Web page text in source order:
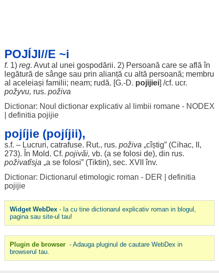
POJÍJI//E ~i
f. 1) reg. Avutal unei gospodării. 2) Persoană care se află în
legătură de sângesau prin alianță cu altă persoană; membru
al aceleiași familii; neam; rudă. [G.-D. pojijiei] /cf. ucr.
požyvu, rus. poživa
Dictionar: Noul dictionar explicativ al limbii romane - NODEX
definitia pojijie
pojíjie (pojíjii),
s.f. – Lucruri, catrafuse. Rut., rus. poživa „cîștig” (Cihac, II,
273). În Mold. Cf. pojivăi, vb. (a se folosi de), din rus.
poživatĭsja „a se folosi” (Tiktin), sec. XVII înv.
Dictionar: Dictionarul etimologic roman - DER
definitia
pojijie
Widget WebDex- Ia cu tine dictionarul explicativ roman in blogul,
pagina sau site-ul tau!
Plugin de browser - Adauga pluginul de cautare WebDex in
browserul tau.